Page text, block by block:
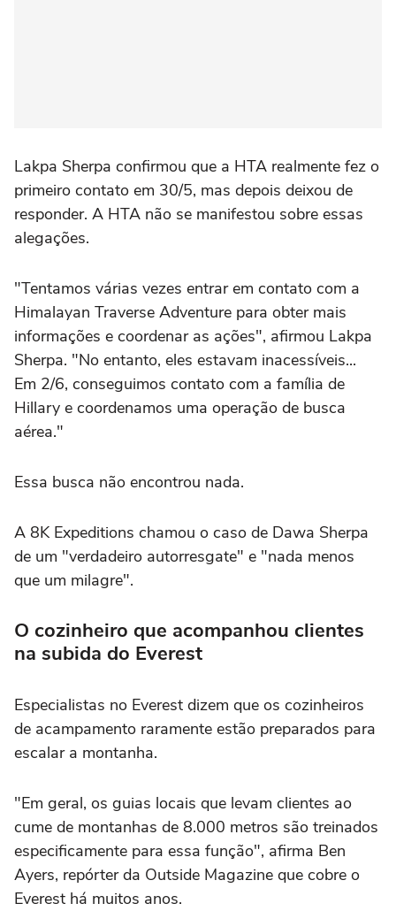
Lakpa Sherpa confirmou que a HTA realmente fez o
primeiro contato em 30/5, mas depois deixou de
responder. A HTA não se manifestou sobre essas
alegações.
"Tentamos várias vezes entrar em contato com a
Himalayan Traverse Adventure para obter mais
informações e coordenar as ações", afirmou Lakpa
Sherpa. "No entanto, eles estavam inacessíveis...
Em 2/6, conseguimos contato com a família de
Hillary e coordenamos uma operação de busca
aérea."
Essa busca não encontrou nada.
A 8K Expeditions chamou o caso de Dawa Sherpa
de um "verdadeiro autorresgate" e "nada menos
que um milagre".
O cozinheiro que acompanhou clientes
na subida do Everest
Especialistas no Everest dizem que os cozinheiros
de acampamento raramente estão preparados para
escalar a montanha.
"Em geral, os guias locais que levam clientes ao
cume de montanhas de 8.000 metros são treinados
especificamente para essa função", afirma Ben
Ayers, repórter da Outside Magazine que cobre o
Everest há muitos anos.